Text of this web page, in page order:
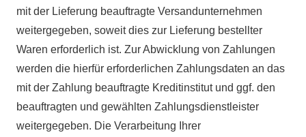
mit der Lieferung beauftragte Versandunternehmen
weitergegeben, soweit dies zur Lieferung bestellter
Waren erforderlich ist. Zur Abwicklung von Zahlungen
werden die hierfür erforderlichen Zahlungsdaten an das
mit der Zahlung beauftragte Kreditinstitut und ggf. den
beauftragten und gewählten Zahlungsdienstleister
weitergegeben. Die Verarbeitung Ihrer